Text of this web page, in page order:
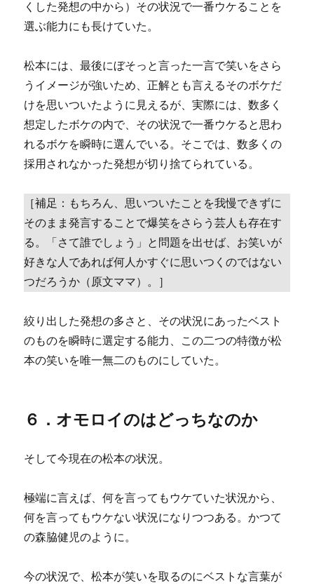
くした発想の中から）その状況で一番ウケることを
選ぶ能力にも長けていた。
松本には、最後にぼそっと言った一言で笑いをさら
うイメージが強いため、正解とも言えるそのボケだ
けを思いついたように見えるが、実際には、数多く
想定したボケの内で、その状況で一番ウケると思わ
れるボケを瞬時に選んでいる。そこでは、数多くの
採用されなかった発想が切り捨てられている。
［補足：もちろん、思いついたことを我慢できずに
そのまま発言することで爆笑をさらう芸人も存在す
る。「さて誰でしょう」と問題を出せば、お笑いが
好きな人であれば何人かすぐに思いつくのではない
つだろうか（原文ママ）。］
絞り出した発想の多さと、その状況にあったベスト
のものを瞬時に選定する能力、この二つの特徴が松
本の笑いを唯一無二のものにしていた。
６．オモロイのはどっちなのか
そして今現在の松本の状況。
極端に言えば、何を言ってもウケていた状況から、
何を言ってもウケない状況になりつつある。かつて
の森脇健児のように。
今の状況で、松本が笑いを取るのにベストな言葉が